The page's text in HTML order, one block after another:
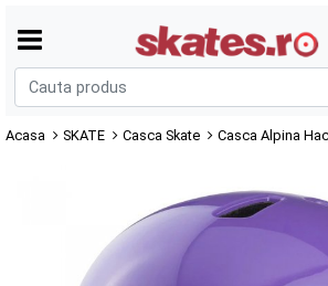
Acasa SKATE Casca Skate Casca Alpina